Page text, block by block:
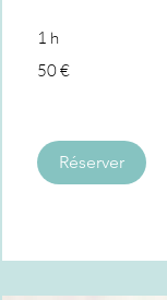
1 h
euros
50 €
Réserver